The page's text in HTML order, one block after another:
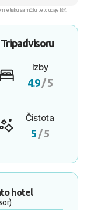
letisku sa môžu tieto údaje líšiť.
Izby
4.9/ 5
Čistota
5 / 5
hotel